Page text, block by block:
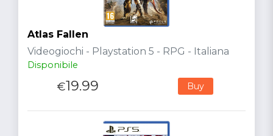
Atlas Fallen
Videogiochi - Playstation 5 - RPG - Italiana
Disponibile
€19.99 Buy